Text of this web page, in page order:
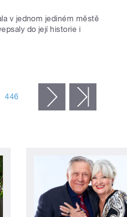
v jednom jediném městě
do její historie i
446 následující ›